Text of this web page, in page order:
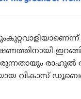
രാഹുൽ
വികാസ്